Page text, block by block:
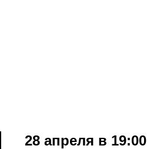
28 апреля в 19:00